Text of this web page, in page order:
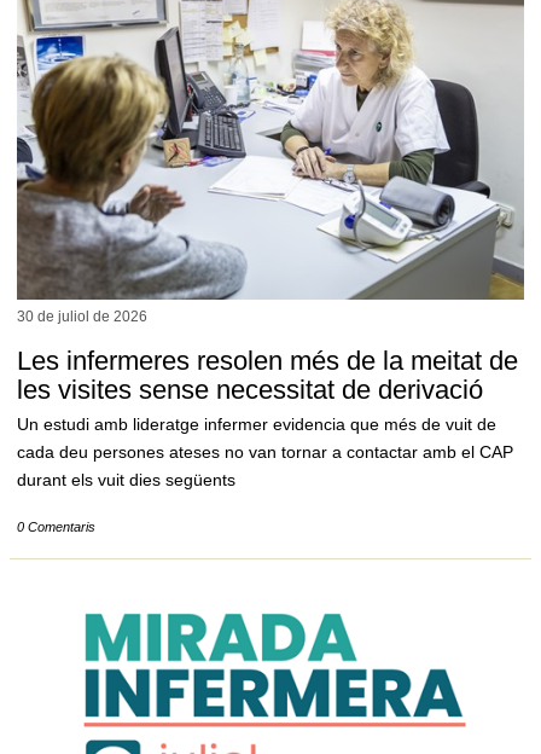
30 de juliol de 2026
Les infermeres resolen més de la meitat de
les visites sense necessitat de derivació
Un estudi amb lideratge infermer evidencia que més de vuit de
cada deu persones ateses no van tornar a contactar amb el CAP
durant els vuit dies següents
0 Comentaris